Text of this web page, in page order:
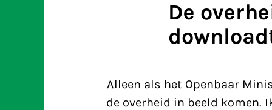
De
Alleen als het Openbaar
de overheid in beeld